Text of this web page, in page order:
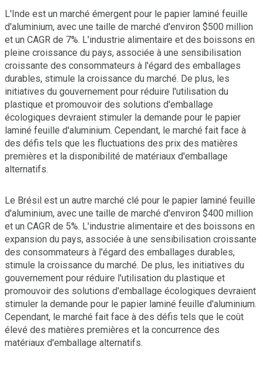
L'Inde est un marché émergent pour le papier laminé feuille
d'aluminium, avec une taille de marché d'environ $500 million
et un CAGR de 7%. L'industrie alimentaire et des boissons en
pleine croissance du pays, associée à une sensibilisation
croissante des consommateurs à l'égard des emballages
durables, stimule la croissance du marché. De plus, les
initiatives du gouvernement pour réduire l'utilisation du
plastique et promouvoir des solutions d'emballage
écologiques devraient stimuler la demande pour le papier
laminé feuille d'aluminium. Cependant, le marché fait face à
des défis tels que les fluctuations des prix des matières
premières et la disponibilité de matériaux d'emballage
alternatifs.
Le Brésil est un autre marché clé pour le papier laminé feuille
d'aluminium, avec une taille de marché d'environ $400 million
et un CAGR de 5%. L'industrie alimentaire et des boissons en
expansion du pays, associée à une sensibilisation croissante
des consommateurs à l'égard des emballages durables,
stimule la croissance du marché. De plus, les initiatives du
gouvernement pour réduire l'utilisation du plastique et
promouvoir des solutions d'emballage écologiques devraient
stimuler la demande pour le papier laminé feuille d'aluminium.
Cependant, le marché fait face à des défis tels que le coût
élevé des matières premières et la concurrence des
matériaux d'emballage alternatifs.